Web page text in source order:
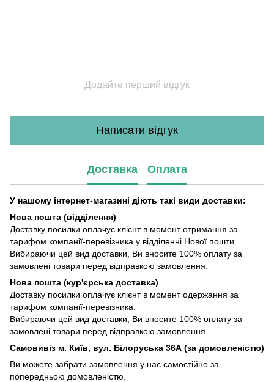
Додайте перший відгук
Написати відгук
Доставка Оплата
У нашому інтернет-магазині діють такі види доставки:
Нова пошта (відділення)
Доставку посилки оплачує клієнт в момент отримання за
тарифом компанії-перевізника у відділенні Нової пошти.
Вибираючи цей вид доставки, Ви вносите 100% оплату за
замовлені товари перед відправкою замовлення.
Нова пошта (кур'єрська доставка)
Доставку посилки оплачує клієнт в момент одержання за
тарифом компанії-перевізника.
Вибираючи цей вид доставки, Ви вносите 100% оплату за
замовлені товари перед відправкою замовлення.
Самовивіз м. Київ, вул. Білоруська 36А (за домовленістю)
Ви можете забрати замовлення у нас самостійно за
попередньою домовленістю.